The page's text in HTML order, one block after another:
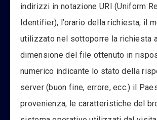
indirizzi in notazione URI (Uniform
Identifier), l’orario della richiesta, il
utilizzato nel sottoporre la richiesta
dimensione del file ottenuto in
numerico indicante lo stato della
server (buon fine, errore, ecc.) il
provenienza, le caratteristiche del